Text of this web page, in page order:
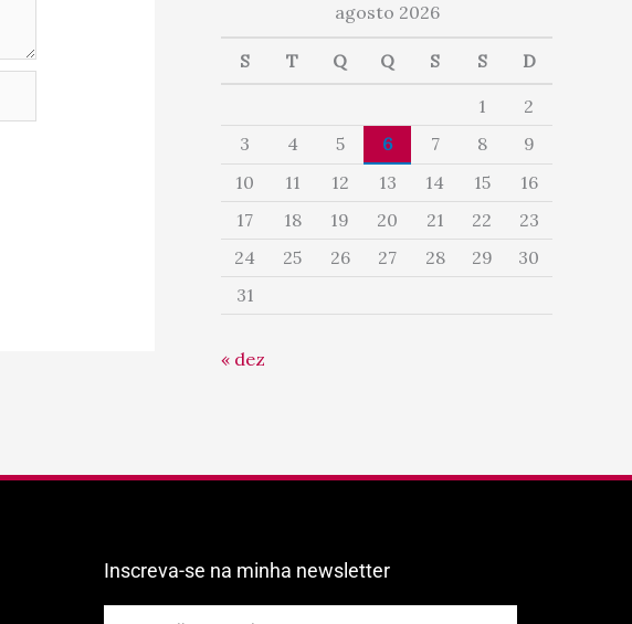
agosto 2026
S T Q Q S S D
1
2
3
4 5 6 7 8
9
10
11 12 13 14 15
16
17
18 19 20 21 22
23
24
25 26 27 28 29
30
31
« dez
Inscreva-se na minha newsletter